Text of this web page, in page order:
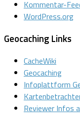
Kommentar-
WordPress.org
Geocaching Links
CacheWiki
Geocaching
Infoplattform
Reviewer Infos